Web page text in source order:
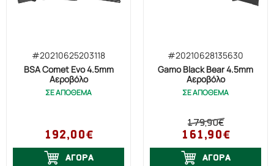
κάθε χρήστης θα πρέπει να παίρνει όλα τα απαραίτητα
όταν γνωρίζετε ότι είναι άδειο.
#20210625203118
BSA Comet Evo 4.5mm
Αεροβόλο
ΣΕ ΑΠΟΘΕΜΑ
192,00€
ΑΓΟΡΑ
#20210628135630
Gamo Black Bear 4.5mm
Αεροβόλο
ΣΕ ΑΠΟΘΕΜΑ
179,90€
161,90€
ΑΓΟΡΑ